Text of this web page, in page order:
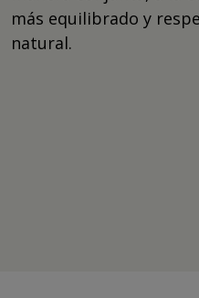
más equilibrado y
natural.